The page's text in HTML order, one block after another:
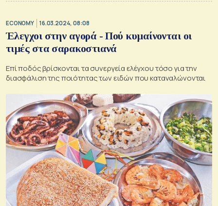
ECONOMY 16.03.2024, 08:08
Έλεγχοι στην αγορά - Πού κυμαίνονται οι
τιμές στα σαρακοστιανά
Επί ποδός βρίσκονται τα συνεργεία ελέγχου τόσο για την
διασφάλιση της ποιότητας των ειδών που καταναλώνονται